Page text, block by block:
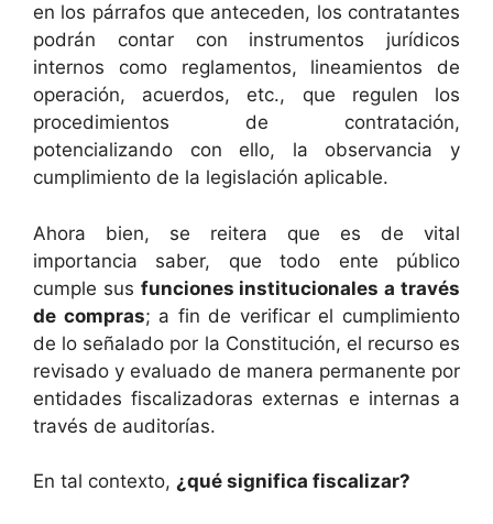
en los párrafos que anteceden, los contratantes
podrán contar con instrumentos jurídicos
internos como reglamentos, lineamientos de
operación, acuerdos, etc., que regulen los
procedimientos de contratación,
potencializando con ello, la observancia y
cumplimiento de la legislación aplicable.
Ahora bien, se reitera que es de vital
importancia saber, que todo ente público
cumple sus funciones institucionales a través
de compras; a fin de verificar el cumplimiento
de lo señalado por la Constitución, el recurso es
revisado y evaluado de manera permanente por
entidades fiscalizadoras externas e internas a
través de auditorías.
En tal contexto, ¿qué significa fiscalizar?